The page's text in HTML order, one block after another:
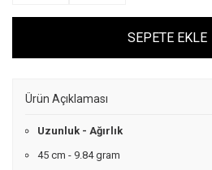
SEPETE EKLE
Ürün Açıklaması
Uzunluk - Ağırlık
45 cm - 9.84 gram